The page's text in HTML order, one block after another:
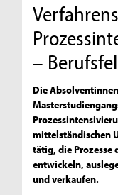
–
Die
mittelständischen
tätig, die Prozesse
entwickeln,
und verkaufen.